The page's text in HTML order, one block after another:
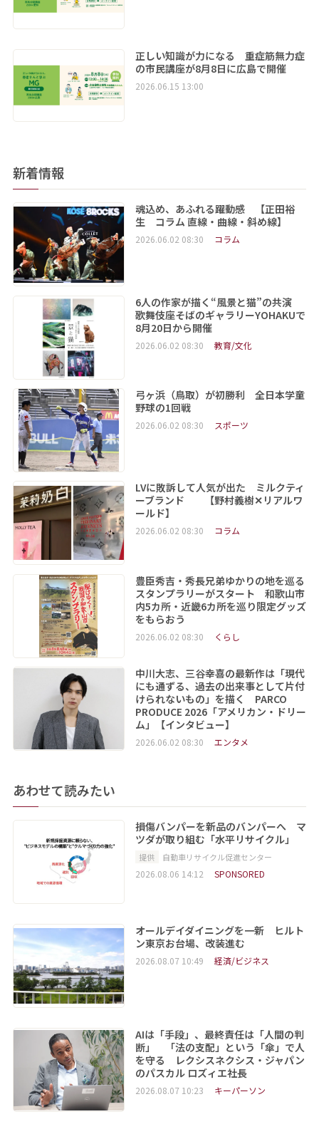
正しい知識が力になる 重症筋無力症
の市民講座が8月8日に広島で開催
2026.06.15 13:00
新着情報
魂込め、あふれる躍動感 【正田裕
生 コラム 直線・曲線・斜め線】
2026.06.02 08:30 コラム
6人の作家が描く“風景と猫”の共演
歌舞伎座そばのギャラリーYOHAKUで
8月20日から開催
2026.06.02 08:30 教育/文化
弓ヶ浜（鳥取）が初勝利 全日本学童
野球の1回戦
2026.06.02 08:30 スポーツ
LVに敗訴して人気が出た ミルクティ
ーブランド 【野村義樹✕リアルワ
ールド】
2026.06.02 08:30 コラム
豊臣秀吉・秀長兄弟ゆかりの地を巡る
スタンプラリーがスタート 和歌山市
内5カ所・近畿6カ所を巡り限定グッズ
をもらおう
2026.06.02 08:30 くらし
中川大志、三谷幸喜の最新作は「現代
にも通ずる、過去の出来事として片付
けられないもの」を描く PARCO
PRODUCE 2026「アメリカン・ドリー
ム」【インタビュー】
2026.06.02 08:30 エンタメ
あわせて読みたい
損傷バンパーを新品のバンパーへ マ
ツダが取り組む「水平リサイクル」
提供 自動車リサイクル促進センター
2026.08.06 14:12 SPONSORED
オールデイダイニングを一新 ヒルト
ン東京お台場、改装進む
2026.08.07 10:49 経済/ビジネス
AIは「手段」、最終責任は「人間の判
断」 「法の支配」という「傘」で人
を守る レクシスネクシス・ジャパン
のパスカル ロズィエ社長
2026.08.07 10:23 キーパーソン